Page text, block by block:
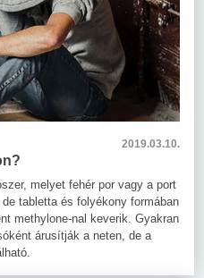
2019.03.10.
melyet fehér por vagy a port
tabletta és folyékony formában
methylone-nal keverik. Gyakran
árusítják a neten, de a